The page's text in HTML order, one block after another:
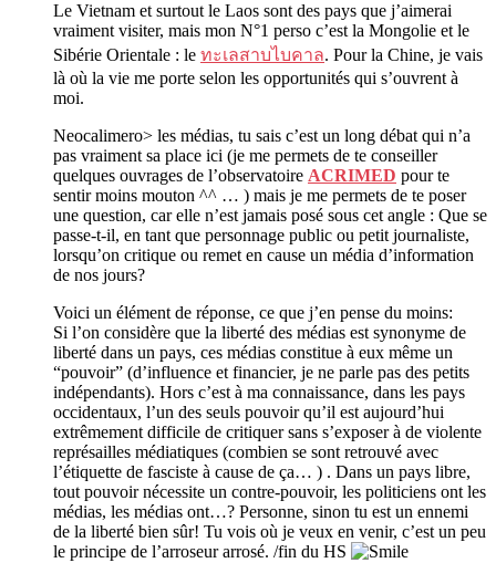
Le Vietnam et surtout le Laos sont des pays que j’aimerai
vraiment visiter, mais mon N°1 perso c’est la Mongolie et le
Sibérie Orientale : le ทะเลสาบไบคาล. Pour la Chine, je vais
là où la vie me porte selon les opportunités qui s’ouvrent à
moi.
Neocalimero> les médias, tu sais c’est un long débat qui n’a
pas vraiment sa place ici (je me permets de te conseiller
quelques ouvrages de l’observatoire ACRIMED pour te
sentir moins mouton ^^ … ) mais je me permets de te poser
une question, car elle n’est jamais posé sous cet angle : Que se
passe-t-il, en tant que personnage public ou petit journaliste,
lorsqu’on critique ou remet en cause un média d’information
de nos jours?
Voici un élément de réponse, ce que j’en pense du moins:
Si l’on considère que la liberté des médias est synonyme de
liberté dans un pays, ces médias constitue à eux même un
“pouvoir” (d’influence et financier, je ne parle pas des petits
indépendants). Hors c’est à ma connaissance, dans les pays
occidentaux, l’un des seuls pouvoir qu’il est aujourd’hui
extrêmement difficile de critiquer sans s’exposer à de violente
représailles médiatiques (combien se sont retrouvé avec
l’étiquette de fasciste à cause de ça… ) . Dans un pays libre,
tout pouvoir nécessite un contre-pouvoir, les politiciens ont les
médias, les médias ont…? Personne, sinon tu est un ennemi
de la liberté bien sûr! Tu vois où je veux en venir, c’est un peu
le principe de l’arroseur arrosé. /fin du HS